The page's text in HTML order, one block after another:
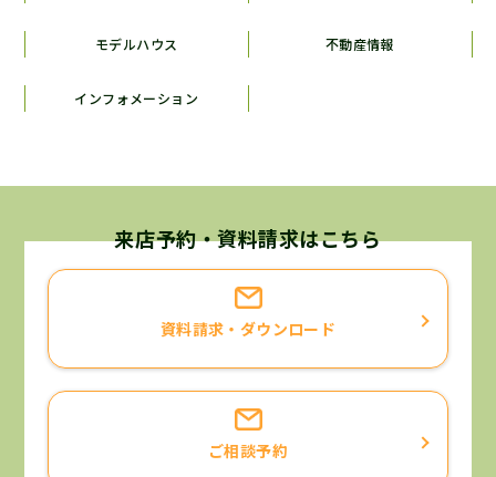
モデルハウス 不動産情報
インフォメーション
来店予約・資料請求はこちら
ご相談予約
資料請求・ダウンロード